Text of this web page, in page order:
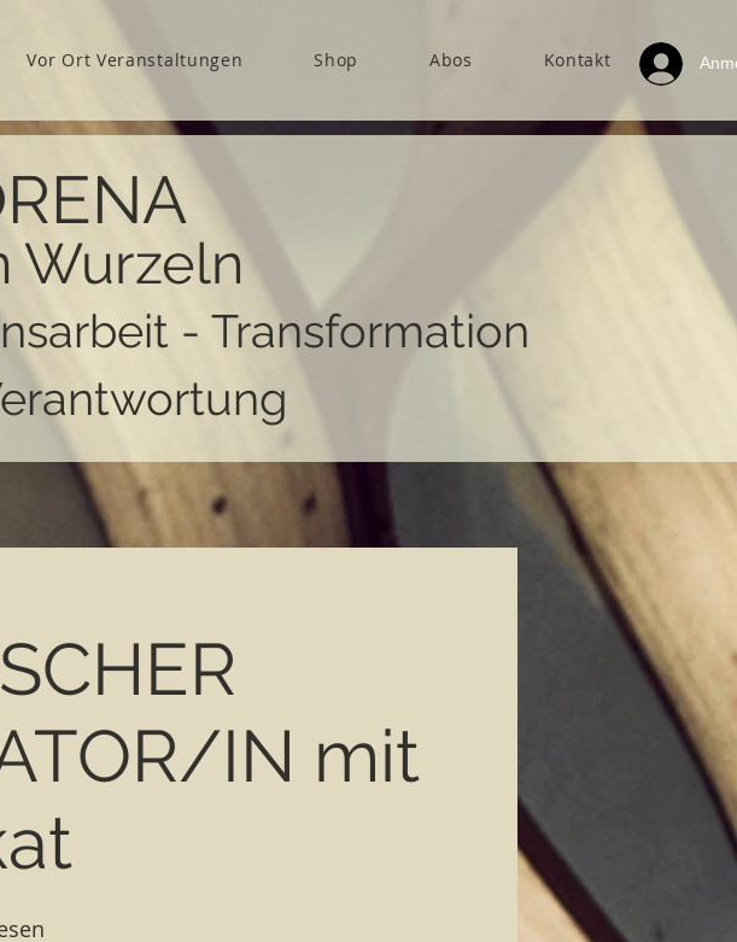
Vor Ort Veranstaltungen Shop Abos Kontakt
Wurzeln
- Transformation
IN mit